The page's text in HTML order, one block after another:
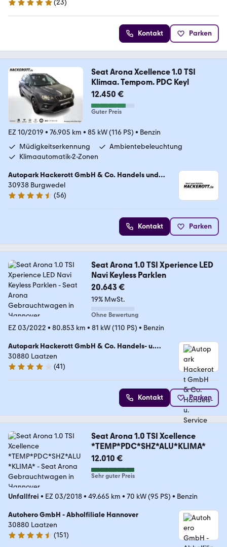
5 Sterne (23)
Kontakt Parken
Seat Arona Xcellence 1.0 TSI
Klimaa. Tempom. PDC Keyl
12.450 €
Guter Preis
EZ 10/2019 • 76.905 km • 85 kW (116 PS) • Benzin
Müdigkeitserkennung
Ambientebeleuchtung
Klimaautomatik-2-Zonen
Autopark Hackerott GmbH & Co. Handels und
Service KG
30938 Burgwedel
4.4 Sterne
(56)
Kontakt Parken
Seat Arona 1.0 TSI Xperience LED
Navi Keyless Parklen
20.643 €
19% MwSt.
Ohne Bewertung
EZ 03/2022 • 80.853 km • 81 kW (110 PS) • Benzin
Autopark Hackerott GmbH & Co. Handels- u.
Service KG
30880 Laatzen
4.2 Sterne
(41)
Kontakt Parken
Seat Arona 1.0 TSI Xcellence
*TEMP*PDC*SHZ*ALU*KLIMA*
12.010 €
Sehr guter Preis
Unfallfrei • EZ 03/2018• 49.665 km • 70 kW (95 PS) • Benzin
Autohero GmbH - Abholfiliale Hannover
30880 Laatzen
4.7 Sterne
(151)